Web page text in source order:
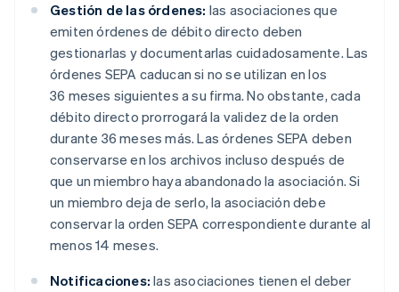
Gestión de las órdenes: las asociaciones que
emiten órdenes de débito directo deben
gestionarlas y documentarlas cuidadosamente. Las
órdenes SEPA caducan si no se utilizan en los
36 meses siguientes a su firma. No obstante, cada
débito directo prorrogará la validez de la orden
durante 36 meses más. Las órdenes SEPA deben
conservarse en los archivos incluso después de
que un miembro haya abandonado la asociación. Si
un miembro deja de serlo, la asociación debe
conservar la orden SEPA correspondiente durante al
menos 14 meses.
Notificaciones: las asociaciones tienen el deber